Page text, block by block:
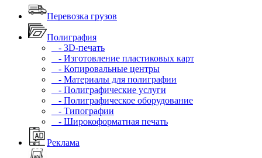
Перевозка грузов
Полиграфия
- 3D-печать
- Изготовление пластиковых карт
- Копировальные центры
- Материалы для полиграфии
- Полиграфические услуги
- Полиграфическое оборудование
- Типографии
- Широкоформатная печать
Реклама